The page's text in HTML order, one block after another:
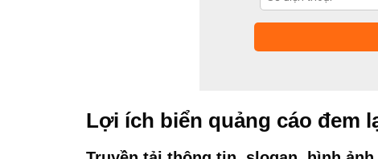
Lợi ích biển quảng cáo đem